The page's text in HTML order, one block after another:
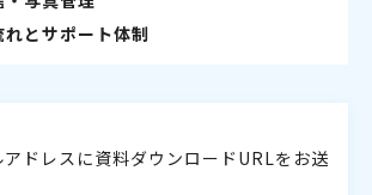
とサポート体制
ドレスに資料ダウンロードURLをお送